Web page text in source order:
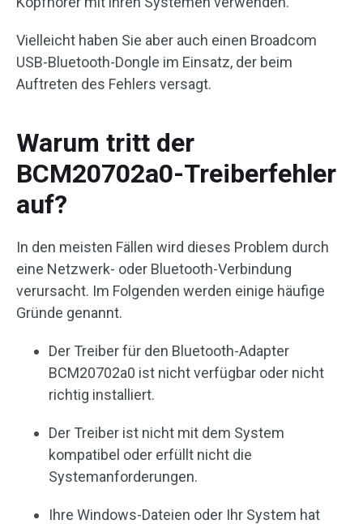
Vielleicht haben Sie aber auch einen Broadcom
USB-Bluetooth-Dongle im Einsatz, der beim
Auftreten des Fehlers versagt.
Warum tritt der
BCM20702a0-Treiberfehler
auf?
In den meisten Fällen wird dieses Problem durch
eine Netzwerk- oder Bluetooth-Verbindung
verursacht. Im Folgenden werden einige häufige
Gründe genannt.
Der Treiber für den Bluetooth-Adapter
BCM20702a0 ist nicht verfügbar oder nicht
richtig installiert.
Der Treiber ist nicht mit dem System
kompatibel oder erfüllt nicht die
Systemanforderungen.
Ihre Windows-Dateien oder Ihr System hat